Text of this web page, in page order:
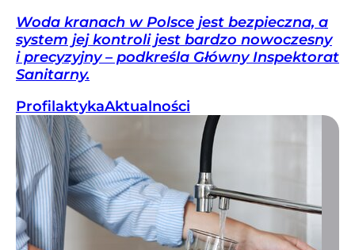
Woda kranach w Polsce jest bezpieczna, a
system jej kontroli jest bardzo nowoczesny
i precyzyjny – podkreśla Główny Inspektorat
Sanitarny.
ProfilaktykaAktualności